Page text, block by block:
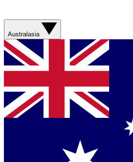
Australasia